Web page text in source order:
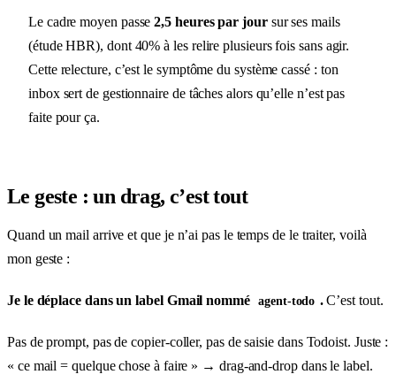
Le cadre moyen passe2,5 heures par joursur ses mails
(étude HBR), dont 40% à les relire plusieurs fois sans agir.
Cette relecture, c’est le symptôme du système cassé : ton
inbox sert de gestionnaire de tâches alors qu’elle n’est pas
faite pour ça.
Le geste : un drag, c’est tout
Quand un mail arrive et que je n’ai pas le temps de le traiter, voilà
mon geste :
Je le déplace dans un label Gmail nommé agent-todo .C’est tout.
Pas de prompt, pas de copier-coller, pas de saisie dans Todoist. Juste :
« ce mail = quelque chose à faire » → drag-and-drop dans le label.